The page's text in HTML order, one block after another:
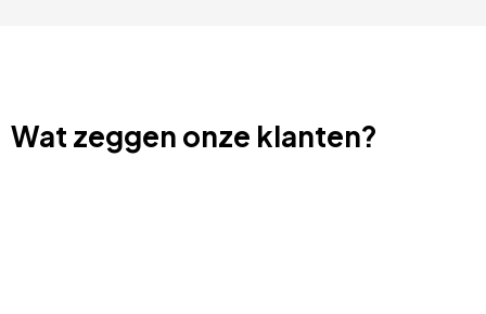
Wat zeggen onze klanten?